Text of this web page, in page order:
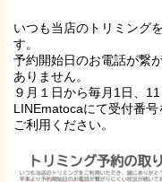
いつも当店のトリミング
す。
予約開始日のお電話が繋
ありません。
９月１日から毎月1日、
LINEmatocaにて受付番
ご利用ください。